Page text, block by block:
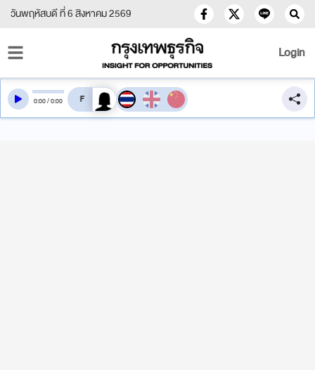
วันพฤหัสบดี ที่ 6 สิงหาคม 2569
Login
0:00/0:00 สลับเสียงอ่าน